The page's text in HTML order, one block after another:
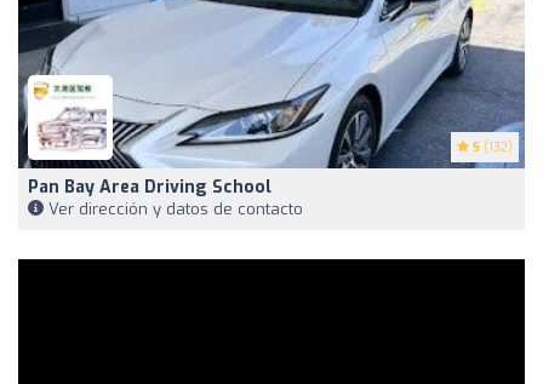
5 (132)
Pan Bay Area Driving School
Ver dirección y datos de contacto